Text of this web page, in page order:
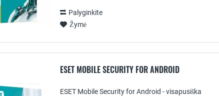
Palyginkite
Žymė
ESET MOBILE SECURITY FOR ANDROID
ESET Mobile Security for Android - visapusiška